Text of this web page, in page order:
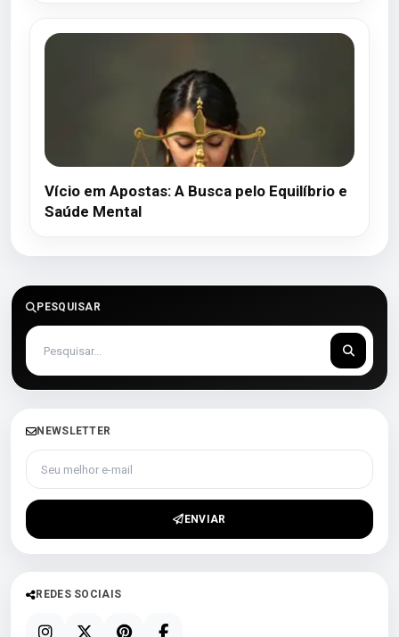
Vício em Apostas: A Busca pelo Equilíbrio e
Saúde Mental
PESQUISAR
NEWSLETTER
Seu melhor e-mail
ENVIAR
REDES SOCIAIS